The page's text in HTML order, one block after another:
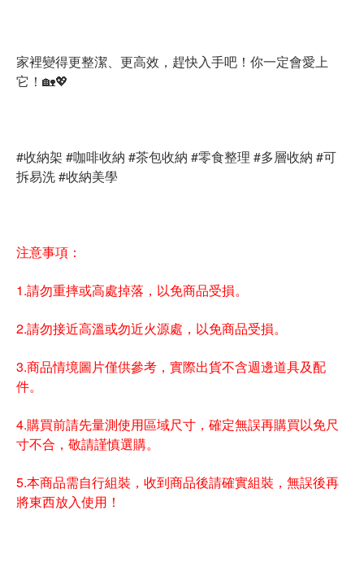
家裡變得更整潔、更高效，趕快入手吧！你一定會愛上
它！🏡💖
#收納架 #咖啡收納 #茶包收納 #零食整理 #多層收納 #可
拆易洗 #收納美學
注意事項：
1.請勿重摔或高處掉落，以免商品受損。
2.請勿接近高溫或勿近火源處，以免商品受損。
3.商品情境圖片僅供參考，實際出貨不含週邊道具及配
件。
4.購買前請先量測使用區域尺寸，確定無誤再購買以免尺
寸不合，敬請謹慎選購。
5.本商品需自行組裝，收到商品後請確實組裝，無誤後再
將東西放入使用！